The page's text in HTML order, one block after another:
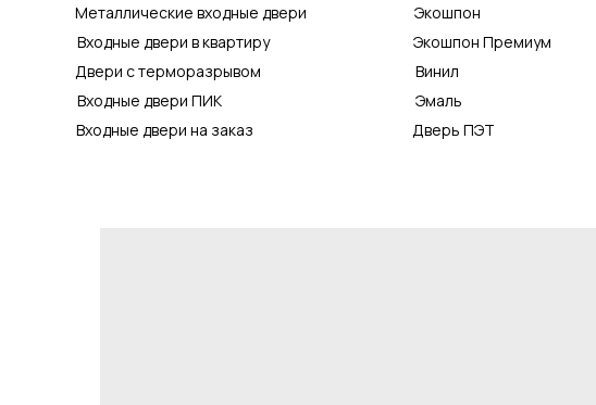
Входные двери на заказ
Входные двери ПИК
Двери с терморазрывом
Входные двери в квартиру
Дверь ПЭТ
Эмаль
Винил
Экошпон Премиум
Экошпон
Металлические входные двери